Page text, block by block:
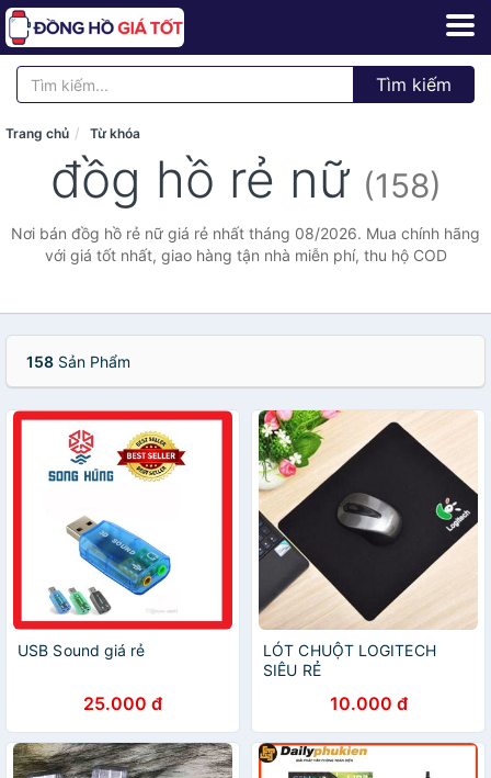
Tìm kiếm
Trang chủ Từ khóa
đồg hồ rẻ nữ (158)
Nơi bán đồg hồ rẻ nữ giá rẻ nhất tháng 08/2026. Mua chính hãng
với giá tốt nhất, giao hàng tận nhà miễn phí, thu hộ COD
158 Sản Phẩm
USB Sound giá rẻ
25.000 đ
LÓT CHUỘT LOGITECH
SIÊU RẺ
10.000 đ